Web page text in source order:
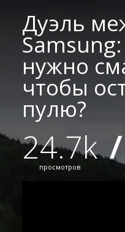
Дуэль
нужно
чтобы
пулю?
24.7k
просмотров /